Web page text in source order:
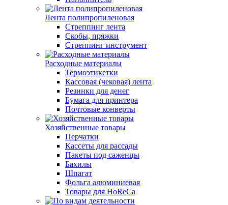
Лента полипропиленовая
Стреппинг лента
Скобы, пряжки
Стреппинг инструмент
Расходные материалы
Термоэтикетки
Кассовая (чековая) лента
Резинки для денег
Бумага для принтера
Почтовые конверты
Хозяйственные товары
Перчатки
Кассеты для рассады
Пакеты под саженцы
Бахилы
Шпагат
Фольга алюминиевая
Товары для HoReCa